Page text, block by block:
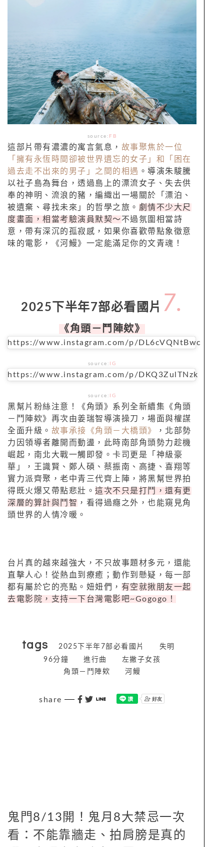
source: FB
這部片帶有濃濃的寓言氣息， 故事聚焦於一位
「擁有永恆時間卻被世界遺忘的女子」和「困在
過去走不出來的男子」之間的相遇 。導演朱駿騰
以社子島為舞台，透過島上的漂流女子、失去供
奉的神明、流浪的豬，編織出一場關於「漂泊、
被遺棄、尋找未來」的哲學之旅。 劇情不少大尺
度畫面，相當考驗演員默契～ 不過氛圍相當詩
意，帶有深沉的孤寂感，如果你喜歡帶點象徵意
味的電影，《河鰻》一定能滿足你的文青魂！
2025下半年7部必看國片 7.
《角頭－鬥陣欸》
https://www.instagram.com/p/DL6cVQNtBwc
source: IG
https://www.instagram.com/p/DKQ3ZulTNzk
source: IG
黑幫片粉絲注意！《角頭》系列全新續集《角頭
－鬥陣欸》再次由姜瑞智導演操刀，場面與權謀
全面升級。 故事承接《角頭－大橋頭》
，北部勢
力因領導者離開而動盪，此時南部角頭勢力趁機
崛起，南北大戰一觸即發。卡司更是「神級豪
華」，王識賢、鄭人碩、蔡振南、高捷、喜翔等
實力派齊聚，老中青三代齊上陣，將黑幫世界拍
得既火爆又帶點悲壯。 這次不只是打鬥，還有更
深層的算計與鬥智 ，看得過癮之外，也能窺見角
頭世界的人情冷暖。
台片真的越來越強大，不只故事題材多元，還能
直擊人心！從熱血到療癒；動作到懸疑，每一部
都有屬於它的亮點。妞妞們， 有空就揪朋友一起
去電影院，支持一下台灣電影吧~Gogogo！
tags 2025下半年7部必看國片
失明
96分鐘
進行曲
左撇子女孩
角頭－鬥陣欸
河鰻
share
鬼門8/13開！鬼月8大禁忌一次
看：不能靠牆走、拍肩膀是真的